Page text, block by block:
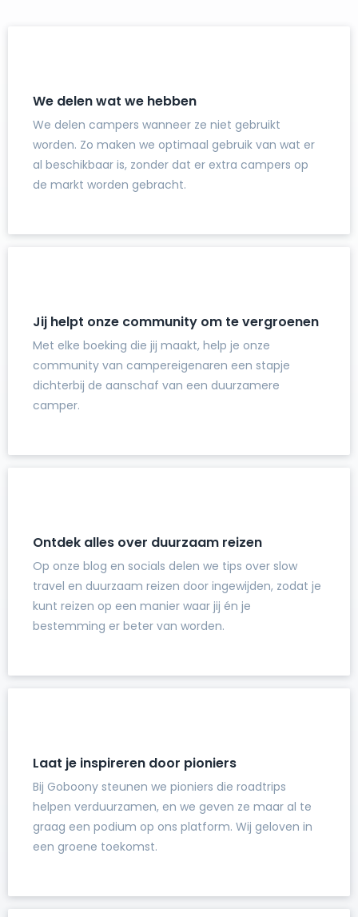
We delen wat we hebben
We delen campers wanneer ze niet gebruikt
worden. Zo maken we optimaal gebruik van wat er
al beschikbaar is, zonder dat er extra campers op
de markt worden gebracht.
Jij helpt onze community om te vergroenen
Met elke boeking die jij maakt, help je onze
community van campereigenaren een stapje
dichterbij de aanschaf van een duurzamere
camper.
Ontdek alles over duurzaam reizen
Op onze blog en socials delen we tips over slow
travel en duurzaam reizen door ingewijden, zodat je
kunt reizen op een manier waar jij én je
bestemming er beter van worden.
Laat je inspireren door pioniers
Bij Goboony steunen we pioniers die roadtrips
helpen verduurzamen, en we geven ze maar al te
graag een podium op ons platform. Wij geloven in
een groene toekomst.